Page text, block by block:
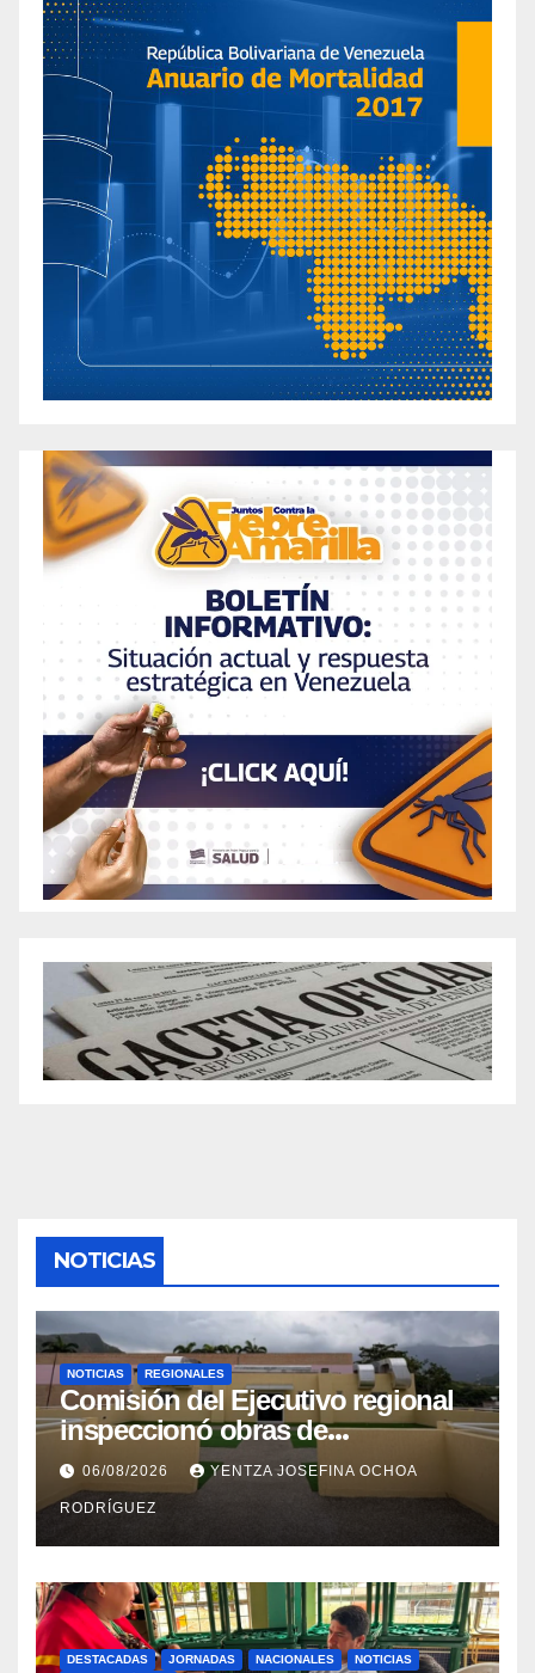
NOTICIAS
NOTICIAS REGIONALES
Comisión del Ejecutivo regional
inspeccionó obras de
recuperación en la Maternidad
Integral Aragua
06/08/2026 YENTZA JOSEFINA OCHOA
RODRÍGUEZ
DESTACADAS JORNADAS NACIONALES
NOTICIAS